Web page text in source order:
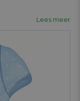
Lees meer